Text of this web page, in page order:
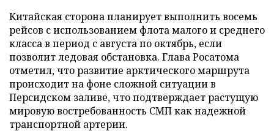
Китайская сторона планирует выполнить восемь
рейсов с использованием флота малого и среднего
класса в период с августа по октябрь, если
позволит ледовая обстановка. Глава Росатома
отметил, что развитие арктического маршрута
происходит на фоне сложной ситуации в
Персидском заливе, что подтверждает растущую
мировую востребованность СМП как надежной
транспортной артерии.